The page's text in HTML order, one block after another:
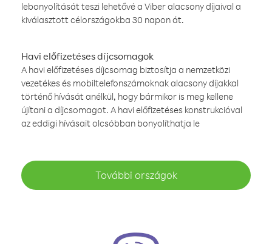
lebonyolítását teszi lehetővé a Viber alacsony díjaival a
kiválasztott célországokba 30 napon át.
Havi előfizetéses díjcsomagok
A havi előfizetéses díjcsomag biztosítja a nemzetközi
vezetékes és mobiltelefonszámoknak alacsony díjakkal
történő hívását anélkül, hogy bármikor is meg kellene
újítani a díjcsomagot. A havi előfizetéses konstrukcióval
az eddigi hívásait olcsóbban bonyolíthatja le
További országok